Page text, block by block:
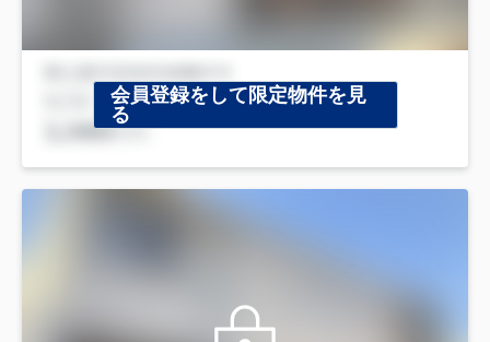
会員登録をして限定物件を見
る